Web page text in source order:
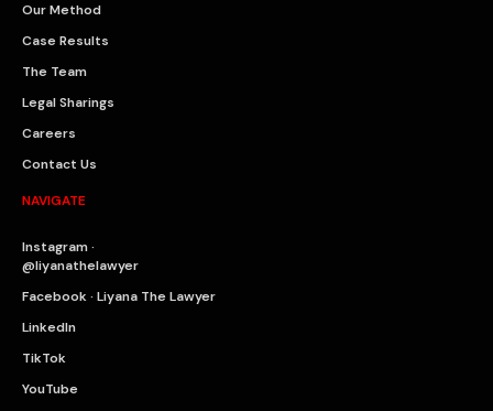
Our Method
Case Results
The Team
Legal Sharings
Careers
Contact Us
NAVIGATE
Instagram ·
@liyanathelawyer
Facebook · Liyana The Lawyer
LinkedIn
TikTok
YouTube